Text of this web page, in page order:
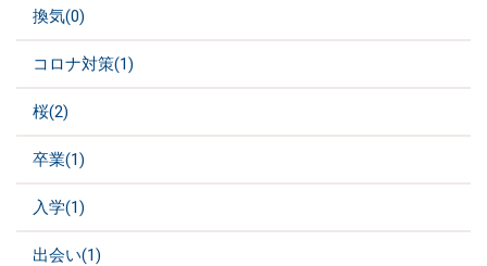
換気(0)
コロナ対策(1)
桜(2)
卒業(1)
入学(1)
出会い(1)